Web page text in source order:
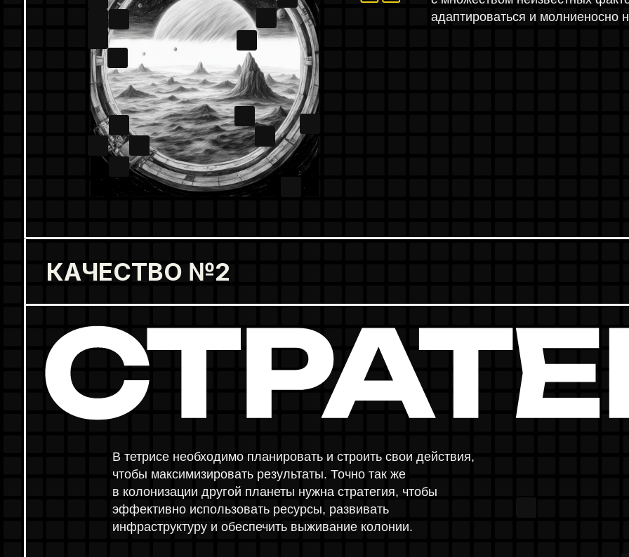
В тетрисе необходимо планировать и строить свои действия,
в колонизации другой планеты нужна стратегия, чтобы
эффективно использовать ресурсы, развивать
инфраструктуру и обеспечить выживание колонии.
КАЧЕСТВО №2
КООРД